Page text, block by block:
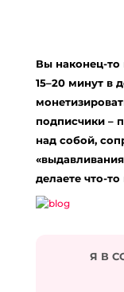
Вы наконец-то
15–20 минут в
подписчики –
над собой,
делаете что-то
Я В